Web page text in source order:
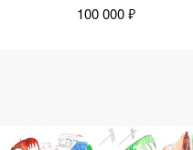
100 000 ₽